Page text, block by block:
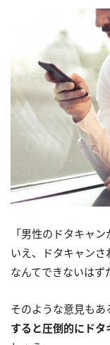
「男性のドタキャ
いえ、ドタキャン
なんてできないはず
そのような意見もあ
すると圧倒的にド